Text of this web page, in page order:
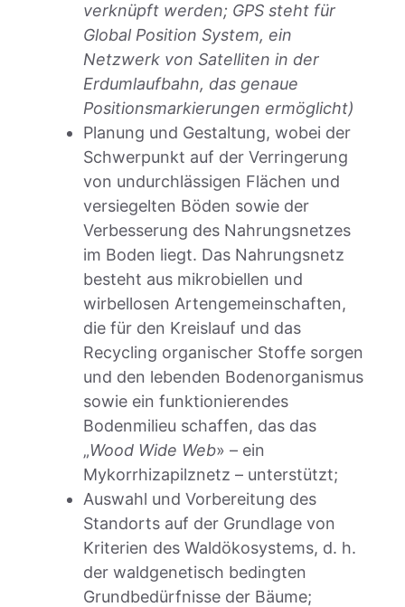
verknüpft werden; GPS steht für
Global Position System, ein
Netzwerk von Satelliten in der
Erdumlaufbahn, das genaue
Positionsmarkierungen ermöglicht)
Planung und Gestaltung, wobei der
Schwerpunkt auf der Verringerung
von undurchlässigen Flächen und
versiegelten Böden sowie der
Verbesserung des Nahrungsnetzes
im Boden liegt. Das Nahrungsnetz
besteht aus mikrobiellen und
wirbellosen Artengemeinschaften,
die für den Kreislauf und das
Recycling organischer Stoffe sorgen
und den lebenden Bodenorganismus
sowie ein funktionierendes
Bodenmilieu schaffen, das das
„Wood Wide Web» – ein
Mykorrhizapilznetz – unterstützt;
Auswahl und Vorbereitung des
Standorts auf der Grundlage von
Kriterien des Waldökosystems, d. h.
der waldgenetisch bedingten
Grundbedürfnisse der Bäume;